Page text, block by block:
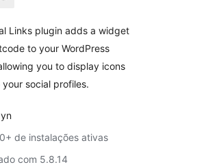
Links plugin adds a widget
to your WordPress
you to display icons
social profiles.
de instalações ativas
com 5.8.14